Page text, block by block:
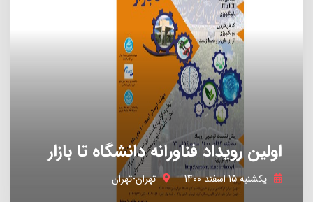
جامعه و سبک زندگی
23 استارتاپ
اولین رویداد فناورانه دانشگاه تا بازار
یکشنبه 15 اسفند 1400 تهران-تهران